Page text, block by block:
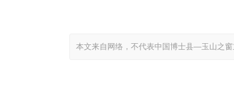
本文来自网络，不代表中国博士县—玉山之窗